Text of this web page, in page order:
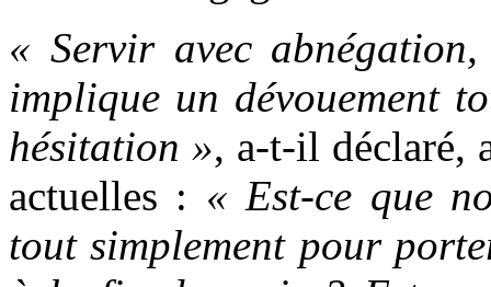
« Servir avec
implique un dévouement
hésitation », a-t-il déclaré,
actuelles : « Est-ce que
tout simplement pour